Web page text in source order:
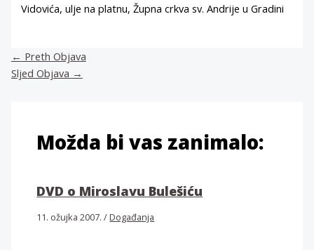
Vidovića, ulje na platnu, Župna crkva sv. Andrije u Gradini
← Preth Objava
Sljed Objava →
Možda bi vas zanimalo:
DVD o Miroslavu Bulešiću
11. ožujka 2007./Događanja